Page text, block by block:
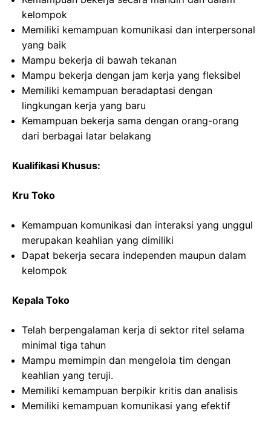
kelompok
Memiliki kemampuan komunikasi dan interpersonal
yang baik
Mampu bekerja di bawah tekanan
Mampu bekerja dengan jam kerja yang fleksibel
Memiliki kemampuan beradaptasi dengan
lingkungan kerja yang baru
Kemampuan bekerja sama dengan orang-orang
dari berbagai latar belakang
Kualifikasi Khusus:
Kru Toko
Kemampuan komunikasi dan interaksi yang unggul
merupakan keahlian yang dimiliki
Dapat bekerja secara independen maupun dalam
kelompok
Kepala Toko
Telah berpengalaman kerja di sektor ritel selama
minimal tiga tahun
Mampu memimpin dan mengelola tim dengan
keahlian yang teruji.
Memiliki kemampuan berpikir kritis dan analisis
Memiliki kemampuan komunikasi yang efektif